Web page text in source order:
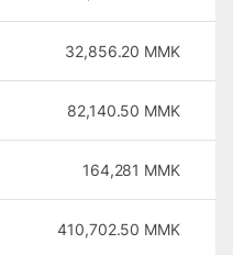
32,856.20 MMK
82,140.50 MMK
164,281 MMK
410,702.50 MMK